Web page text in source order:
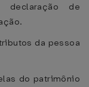
declaração de
da pessoa
do patrimônio